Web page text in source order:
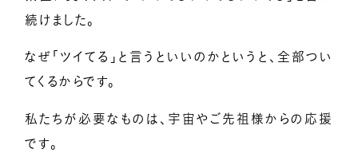
続けました。
なぜ「ツイてる」と言うといいのかというと、全部つい
てくるからです。
私たちが必要なものは、宇宙やご先祖様からの応援
です。